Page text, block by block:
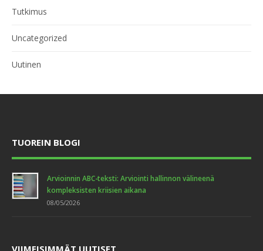
Tutkimus
Uncategorized
Uutinen
TUOREIN BLOGI
Arvioinnin ABC-teksti: Arviointi hallinnon välineenä
kompleksisten kriisien aikana
08/05/2026